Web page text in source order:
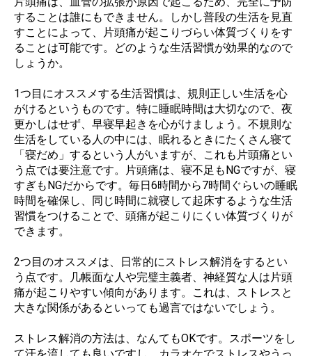
することは誰にもできません。しかし普段の生活を見直
すことによって、片頭痛が起こりづらい体質づくりをす
ることは可能です。どのような生活習慣が効果的なので
しょうか。
1つ目にオススメする生活習慣は、規則正しい生活を心
がけるというものです。特に睡眠時間は大切なので、夜
更かしはせず、早寝早起きを心がけましょう。不規則な
生活をしている人の中には、眠れるときにたくさん寝て
「寝だめ」するという人がいますが、これも片頭痛とい
う点では要注意です。片頭痛は、寝不足もNGですが、寝
すぎもNGだからです。毎日6時間から7時間ぐらいの睡眠
時間を確保し、同じ時間に就寝して起床するような生活
習慣をつけることで、頭痛が起こりにくい体質づくりが
できます。
2つ目のオススメは、日常的にストレス解消をするとい
う点です。几帳面な人や完璧主義者、神経質な人は片頭
痛が起こりやすい傾向があります。これは、ストレスと
大きな関係があるといっても過言ではないでしょう。
ストレス解消の方法は、なんてもOKです。スポーツをし